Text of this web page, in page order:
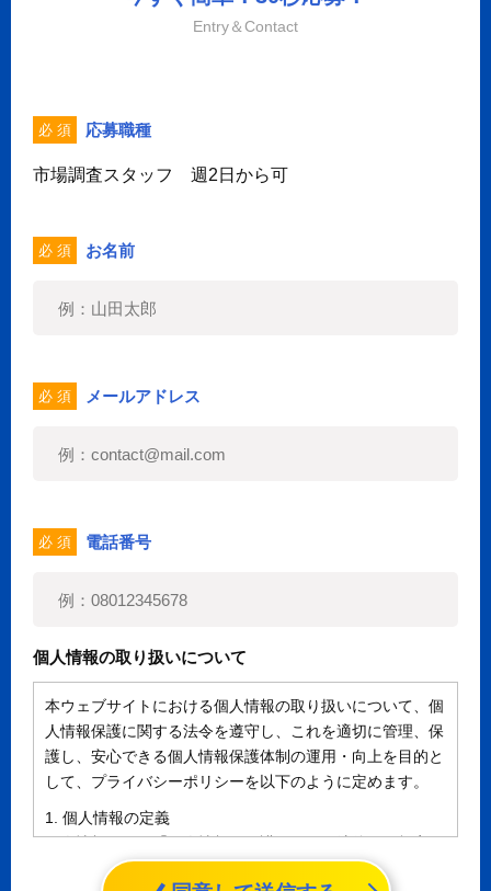
Entry＆Contact
必 須 応募職種
市場調査スタッフ 週2日から可
必 須 お名前
必 須 メールアドレス
必 須 電話番号
個人情報の取り扱いについて
本ウェブサイトにおける個人情報の取り扱いについて、個
人情報保護に関する法令を遵守し、これを適切に管理、保
護し、安心できる個人情報保護体制の運用・向上を目的と
して、プライバシーポリシーを以下のように定めます。
1. 個人情報の定義
個人情報とは、「個人情報の保護に関する法律」に規定さ
れる生存する個人に関する情報であって、氏名、生年月日